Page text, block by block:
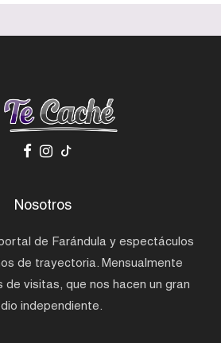
Nosotros
de Farándula y espectáculos
de trayectoria. Mensualmente
de visitas, que nos hacen un gran
independiente.